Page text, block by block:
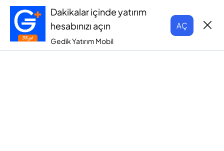
Dakikalar içinde yatırım
hesabınızı açın
Gedik Yatırım Mobil
AÇ